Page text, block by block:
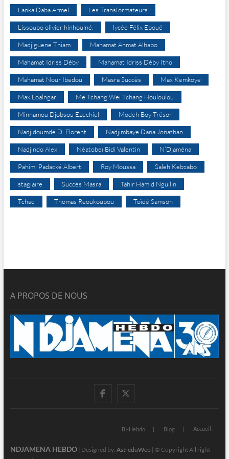
Lanka Daba Armel Les Transformateurs
Lissoubo olivier hinhoulné. lycée Félix Eboué
Madjiguene Thiam Mahamat Ahmat Alhabo
Mahamat Idriss Déby Mahamat Idriss Déby Itno
Mahamat Nour Ibedou Masra Succès Max Kemkoye
Max Loalngar Me Tchang Wei Tchang Houloulou
Minnamou Djobsou Ezechiel Modeh Boy Trésor
Nadjidoumdé D. Florent Nadjimbaye Dana Jonathan
Nadjindo Alex Néatobeï Bidi Valentin N’Djaména
Pahimi Padacké Albert Roy Moussa Saleh Kebzabo
stagiaire Succès Masra Tahir Hamid Nguilin
Tchad Thomas Reoukoubou Toïdé Samson
A PROPOS DE NOUS
facebook
BI-Hebdo Blog Accueil
NDJAMENA HEBDO| Designed by: AstreduWeb | © Copyright All right